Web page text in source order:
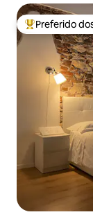
Entre os
Preferido